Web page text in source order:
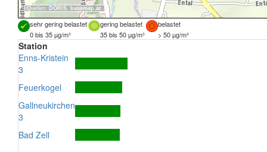
Quellen: DORIS, basemap.at
sehr gering belastet gering belastet
belastet
0 bis 35 µg/m³
35 bis 50 µg/m³ > 50 µg/m³
Station
Enns-Kristein
3
Feuerkogel
Gallneukirchen
3
Bad Zell